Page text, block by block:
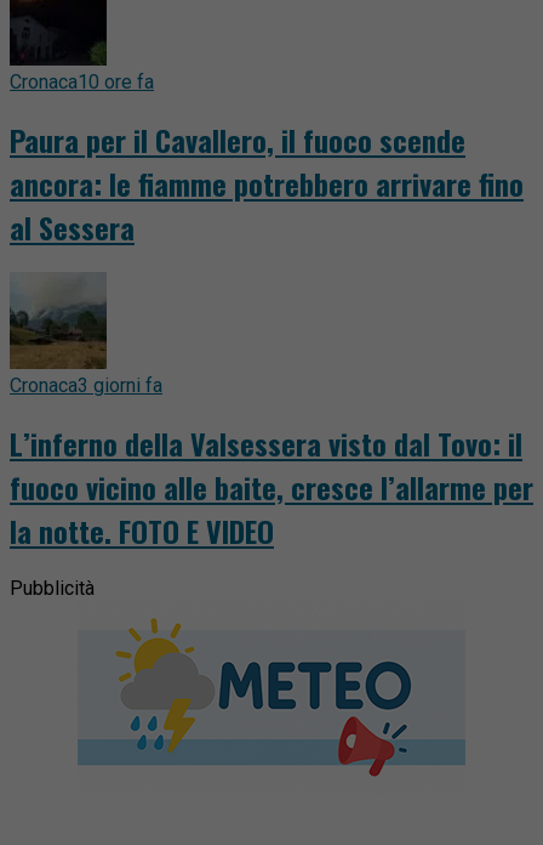
Cronaca10 ore fa
Paura per il Cavallero, il fuoco scende
ancora: le fiamme potrebbero arrivare fino
al Sessera
Cronaca3 giorni fa
L’inferno della Valsessera visto dal Tovo: il
fuoco vicino alle baite, cresce l’allarme per
la notte. FOTO E VIDEO
Pubblicità